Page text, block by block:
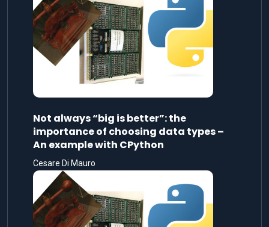
Not always “big is better”: the
importance of choosing data types –
An example with CPython
Cesare Di Mauro